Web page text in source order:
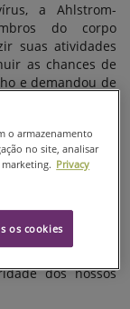
a Ahlstrom-
do corpo
suas atividades
as chances de
e demandou de
aos afazeres
sem sombra de
o apropriado
resultados que
dos nossos
o armazenamento
no site, analisar
Privacy
os cookies